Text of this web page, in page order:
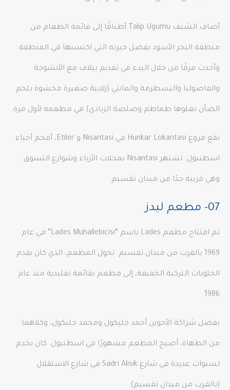
أضاف الشيف Talip Ugumu أطباقًا إلى قائمة الطعام من
منطقة البحر الأسود بفضل خبرته التي اكتسبها في المنطقة
وأحدث فرقًا من خلال البدء في تقديم بيلاف مع الأنشوجة
والفاصوليا والبسطرمة والمانتي (زلابية صغيرة محشوة بلحم
الضأن تعلوها طماطم وصلصة الزبادي) في مطعمه لأول مرة.
تقع فروع Hunkar Lokantasi في Nisantasi و Etiler، أفخم أحياء
اسطنبول. تشتهر Nisantasi بمحلات الأزياء وشوارع التسوق
وهي قريبة جدًا من ميدان تقسيم.
07- مطعم ليدز
تم افتتاح مطعم Lades باسم “Lades Muhallebicisi” في عام
1969 بالقرب من ميدان تقسيم. تحول المطعم، الذي كان يقدم
الحلويات التركية الخفيفة، إلى مطعم بقائمة تقليدية منذ عام
1986.
بفضل شراكة الأخوين أحمد جليكول ومحمد جليكول، وكلاهما
من الطهاة، أصبح المطعم مشهورًا في اسطنبول. كان يخدم
لسنوات عديدة في شارع Sadri Alisik في شارع الاستقلال
(بالقرب من ميدان تقسيم).